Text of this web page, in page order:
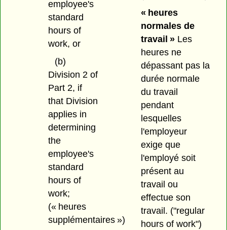
employee's
standard
hours of
work, or
(b)
Division 2 of
Part 2, if
that Division
applies in
determining
the
employee's
standard
hours of
work;
(« heures
supplémentaires »)
« heures
normales de
travail »Les
heures ne
dépassant pas la
durée normale
du travail
pendant
lesquelles
l'employeur
exige que
l'employé soit
présent au
travail ou
effectue son
travail. ("regular
hours of work")